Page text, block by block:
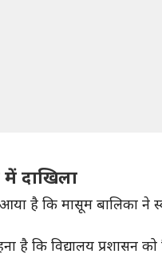
में दाखिला
है कि मासूम बालिका
है कि विद्यालय प्रशासन